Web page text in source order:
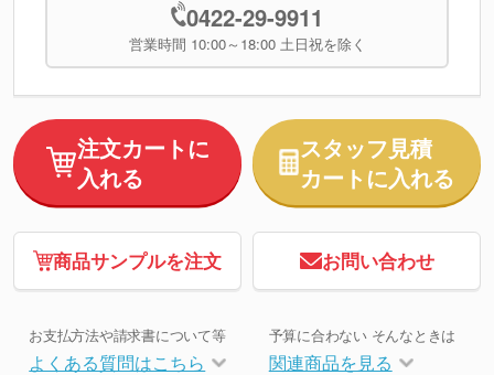
0422-29-9911
営業時間 10:00～18:00 土日祝を除く
注文カートに
入れる
スタッフ見積
カートに入れる
商品サンプルを注文 お問い合わせ
お支払方法や請求書について等
よくある質問はこちら
予算に合わない そんなときは
関連商品を見る